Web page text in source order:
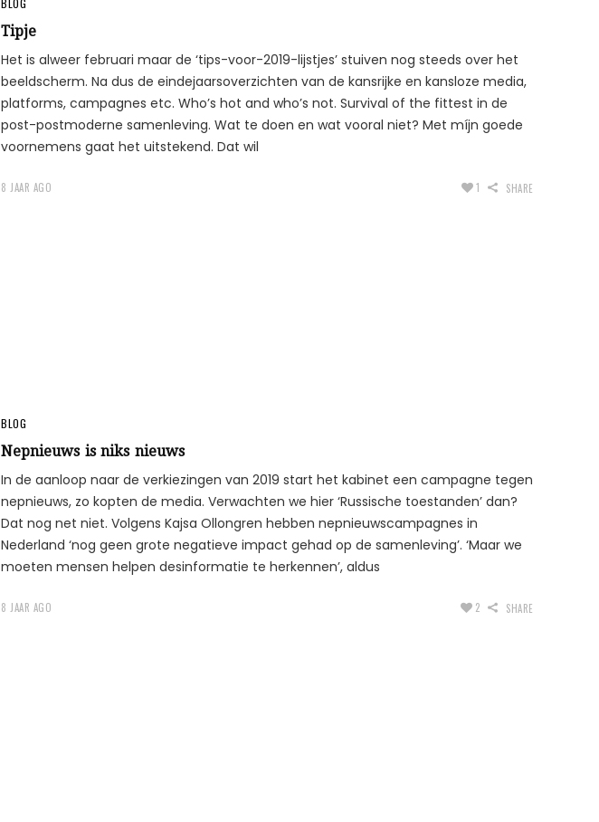
BLOG
Tipje
Het is alweer februari maar de ‘tips-voor-2019-lijstjes’ stuiven nog steeds over het
beeldscherm. Na dus de eindejaarsoverzichten van de kansrijke en kansloze media,
platforms, campagnes etc. Who’s hot and who’s not. Survival of the fittest in de
post-postmoderne samenleving. Wat te doen en wat vooral niet? Met míjn goede
voornemens gaat het uitstekend. Dat wil
8 JAAR AGO 1 SHARE
BLOG
Nepnieuws is niks nieuws
In de aanloop naar de verkiezingen van 2019 start het kabinet een campagne tegen
nepnieuws, zo kopten de media. Verwachten we hier ‘Russische toestanden’ dan?
Dat nog net niet. Volgens Kajsa Ollongren hebben nepnieuwscampagnes in
Nederland ‘nog geen grote negatieve impact gehad op de samenleving’. ‘Maar we
moeten mensen helpen desinformatie te herkennen’, aldus
8 JAAR AGO 2 SHARE